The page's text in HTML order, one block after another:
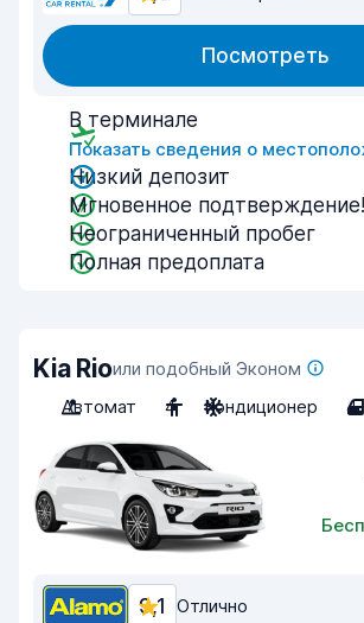
Посмотреть
В терминале
Показать сведения о
Низкий депозит
Мгновенное подтверждение!
Неограниченный пробег
Полная предоплата
Kia Rioили подобный Эконом
Автомат
4 Кондиционер 4
9,1 Отлично